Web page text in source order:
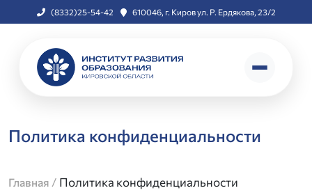
(8332)25-54-42 610046, г. Киров ул. Р. Ердякова, 23/2
Политика конфиденциальности
Главная / Политика конфиденциальности